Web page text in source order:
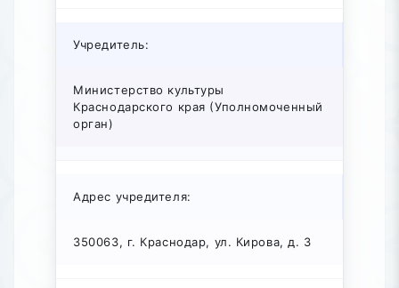
Учредитель:
Министерство культуры
Краснодарского края (Уполномоченный
орган)
Адрес учредителя:
350063, г. Краснодар, ул. Кирова, д. 3